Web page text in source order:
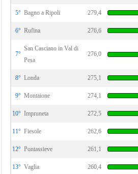
5° Bagno a Ripoli 279,4
6° Rufina 276,6
7°
San Casciano in Val di
Pesa
276,0
8° Londa 275,1
9° Montaione 274,1
10° Impruneta 272,5
11° Fiesole 262,6
12° Pontassieve 261,1
13° Vaglia 260,4